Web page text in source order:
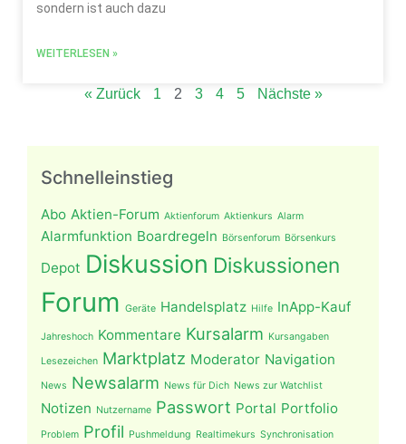
sondern ist auch dazu
WEITERLESEN »
« Zurück 1 2 3 4 5 Nächste »
Schnelleinstieg
Abo Aktien-Forum Aktienforum Aktienkurs Alarm
Alarmfunktion Boardregeln Börsenforum Börsenkurs
Depot Diskussion Diskussionen
Forum Geräte Handelsplatz Hilfe InApp-Kauf
Jahreshoch Kommentare Kursalarm Kursangaben
Lesezeichen Marktplatz Moderator Navigation
News Newsalarm News für Dich News zur Watchlist
Notizen Nutzername Passwort Portal Portfolio
Problem Profil Pushmeldung Realtimekurs Synchronisation